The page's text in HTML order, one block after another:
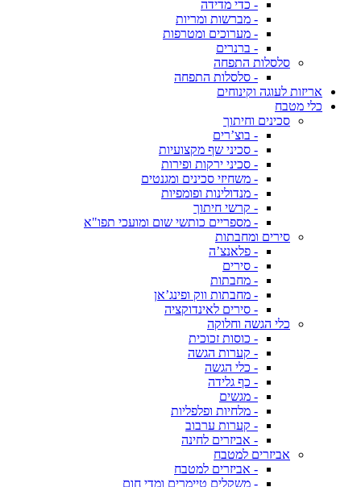
- כדי מדידה
- מברשות ומריות
- מערוכים ומטרפות
- ברנרים
סלסלות התפחה
- סלסלות התפחה
אריזות לעוגה וקינוחים
כלי מטבח
סכינים וחיתוך
- בוצ’רים
- סכיני שף מקצועיות
- סכיני ירקות ופירות
- משחיזי סכינים ומגנטים
- מנדולינות ופומפיות
- קרשי חיתוך
- מספריים כותשי שום ומועכי תפו"א
סירים ומחבתות
- פלאנצ’ה
- סירים
- מחבתות
- מחבתות ווק ופינג’אן
- סירים לאינדוקציה
כלי הגשה וחלוקה
- כוסות זכוכית
- קערות הגשה
- כלי הגשה
- כף גלידה
- מגשים
- מלחיות ופלפליות
- קערות ערבוב
- אביזרים לחינה
אביזרים למטבח
- אביזרים למטבח
- משקלים טיימרים ומדי חום